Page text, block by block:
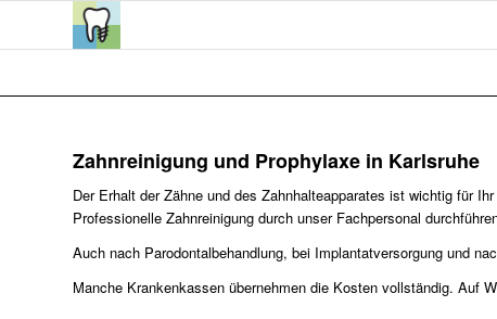
Zahnreinigung und Prophylaxe in Karlsruhe
Der Erhalt der Zähne und des Zahnhalteapparates ist wichtig für
Professionelle Zahnreinigung durch unser Fachpersonal
Auch nach Parodontalbehandlung, bei Implantatversorgung und
Manche Krankenkassen übernehmen die Kosten vollständig. Auf